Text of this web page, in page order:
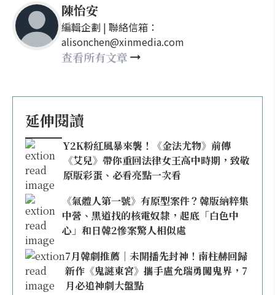
陳怡安
編輯企劃 | 聯絡信箱：
alisonchen@xinmedia.com
查看所有文章
延伸閱讀
Y2K粉紅風暴來襲！《金法尤物》前傳
《艾兒》帶你重回法律女王高中時期，致敬
原版彩蛋、必看亮點一次看
《氣體人第一號》有原型案件？韓版納粹集
中營、黑道找的核電奴隸，起底「白色中
心」和日韓2慘案驚人相似處
7月韓劇推薦｜未開播先封神！南柱赫回歸
新作《鬼謎東宮》攜手盧允瑞勇闖鬼界，7
月必追神劇大盤點